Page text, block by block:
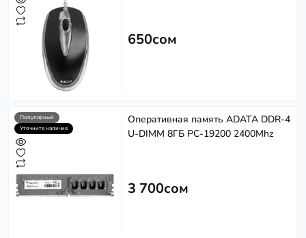
650сом
Популярный
Уточните наличие
Оперативная память ADATA DDR-4
U-DIMM 8ГБ PC-19200 2400Mhz
3 700сом